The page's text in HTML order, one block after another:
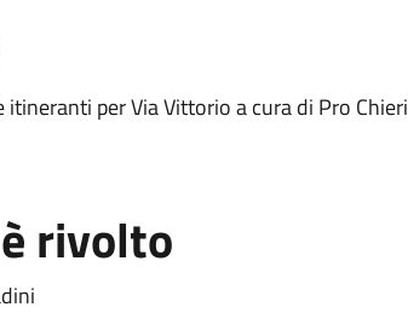
itineranti per Via Vittorio a cura di Pro Chieri
rivolto